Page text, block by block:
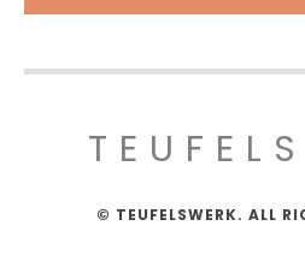
© TEUFELSWERK. ALL